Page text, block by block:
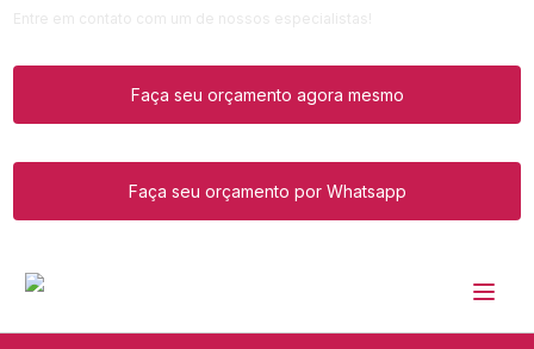
Faça seu orçamento agora mesmo
Faça seu orçamento por Whatsapp